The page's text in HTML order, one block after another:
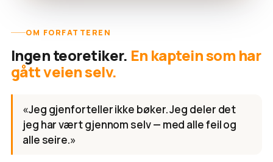
OM FORFATTEREN
Ingen teoretiker. En kaptein som har
gått veien selv.
«Jeg gjenforteller ikke bøker. Jeg deler det
jeg har vært gjennom selv — med alle feil og
alle seire.»